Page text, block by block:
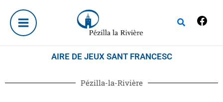
contenu
Rechercher
AIRE DE JEUX SANT FRANCESC
Pézilla-la-Rivière